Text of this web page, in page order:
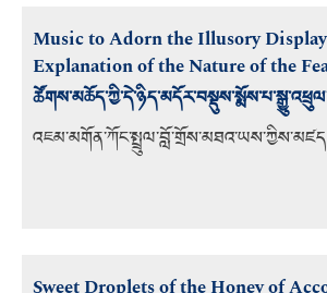
Music to Adorn the Illusory
Explanation of the Nature of the
Sweet Droplets of the Honey of